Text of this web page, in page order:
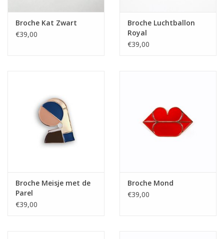
Broche Kat Zwart
€39,00
Broche Luchtballon
Royal
€39,00
Broche Meisje met de
Parel
€39,00
Broche Mond
€39,00